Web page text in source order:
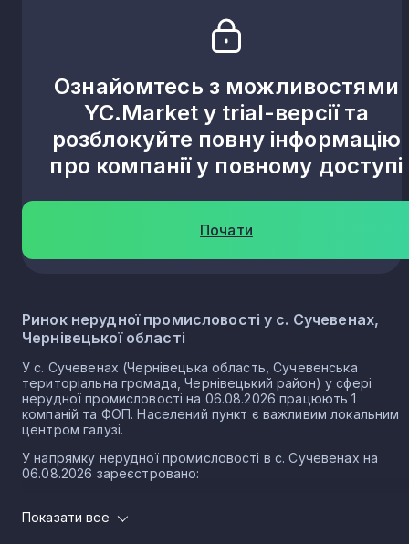
Ознайомтесь з можливостями
YC.Market у trial-версії та
розблокуйте повну інформацію
про компанії у повному доступі
Почати
Ринок нерудної промисловості у с. Сучевенах,
Чернівецької області
У с. Сучевенах (Чернівецька область, Сучевенська
територіальна громада, Чернівецький район) у сфері
нерудної промисловості на 06.08.2026 працюють 1
компаній та ФОП. Населений пункт є важливим локальним
центром галузі.
У напрямку нерудної промисловості в с. Сучевенах на
06.08.2026 зареєстровано:
0 ФОП
Показати все